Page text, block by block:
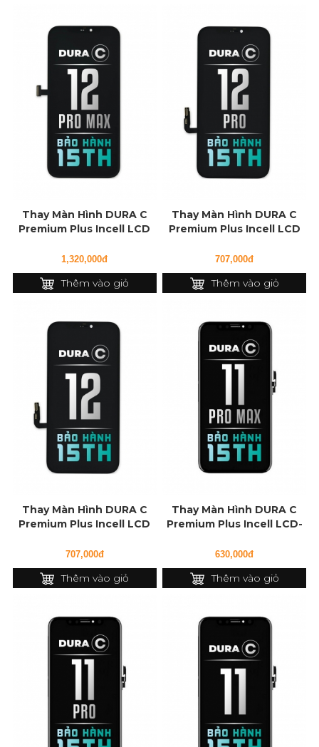
Thay Màn Hình DURA C
Premium Plus Incell LCD
1,320,000đ
Thêm vào giỏ
Thay Màn Hình DURA C
Premium Plus Incell LCD
707,000đ
Thêm vào giỏ
Thay Màn Hình DURA C
Premium Plus Incell LCD
707,000đ
Thêm vào giỏ
Thay Màn Hình DURA C
Premium Plus Incell LCD-
630,000đ
Thêm vào giỏ